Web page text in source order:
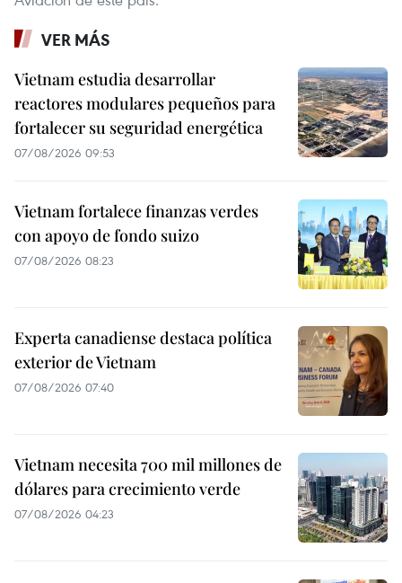
VER MÁS
Vietnam estudia desarrollar
reactores modulares pequeños para
fortalecer su seguridad energética
07/08/2026 09:53
Vietnam fortalece finanzas verdes
con apoyo de fondo suizo
07/08/2026 08:23
Experta canadiense destaca política
exterior de Vietnam
07/08/2026 07:40
Vietnam necesita 700 mil millones de
dólares para crecimiento verde
07/08/2026 04:23